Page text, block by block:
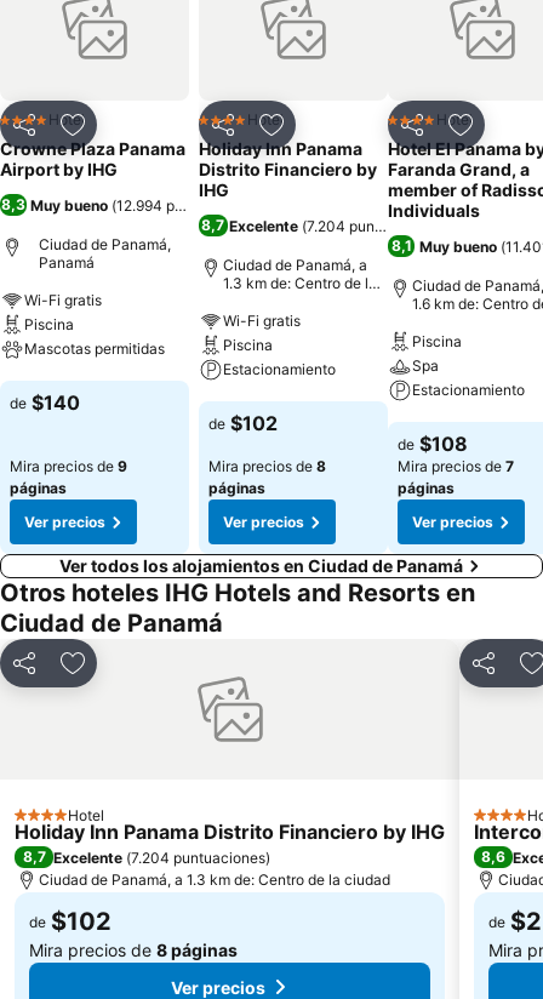
CompartirAgregar a favoritos
4 EstrellasHotel
Crowne Plaza Panama
Airport by IHG
8,3 Muy bueno (12.994 puntuaciones
Ciudad de Panamá,
Panamá
Wi-Fi gratis
Piscina
Mascotas permitidas
Ver precios
de $140
Mira precios de 9
páginas
Ver precios
CompartirAgregar a favoritos
4 EstrellasHotel
Holiday Inn Panama
Distrito Financiero by
IHG
8,7 Excelente (7.204 puntuaciones
Ciudad de Panamá, a
1.3 km de: Centro de la
Wi-Fi gratis
Piscina
Estacionamiento
Ver precios
de $102
Mira precios de 8
páginas
Ver precios
CompartirAgregar
4 EstrellasHotel
Hotel El Panama
Faranda Grand, a
member of
Individuals
8,1 Muy bueno (
Ciudad de
1.6 km de: Centro
Piscina
Spa
Estacionamiento
Ver precios
de $108
Mira precios de 7
páginas
Ver precios
Ver todos los alojamientos en Ciudad de Panamá
Otros hoteles IHG Hotels and Resorts en
Ciudad de Panamá
CompartirAgregar a favoritos
4 Estrellas
Hotel
Holiday Inn Panama Distrito Financiero by IHG
8,7 Excelente (7.204 puntuaciones)
Ciudad de Panamá, a 1.3 km de: Centro de la ciudad
de $102
Mira precios de 8 páginas
Ver precios
4
8,6
de
Mira